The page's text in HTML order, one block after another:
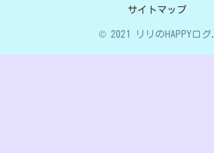
サイトマップ
© 2021 リリのHAPPYログ.